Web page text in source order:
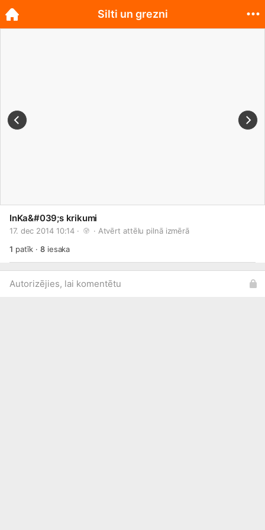
InKa&#039;s krikumi
17. dec 2014 10:14 · · Atvērt attēlu pilnā izmērā
1 patīk ·8iesaka
Autorizējies, lai komentētu
Silti un grezni